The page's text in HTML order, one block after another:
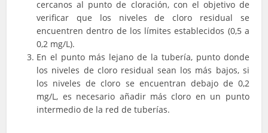
cercanos al punto de cloración, con el objetivo de
verificar que los niveles de cloro residual se
encuentren dentro de los límites establecidos (0,5 a
0,2 mg/L).
En el punto más lejano de la tubería, punto donde
los niveles de cloro residual sean los más bajos, si
los niveles de cloro se encuentran debajo de 0,2
mg/L, es necesario añadir más cloro en un punto
intermedio de la red de tuberías.